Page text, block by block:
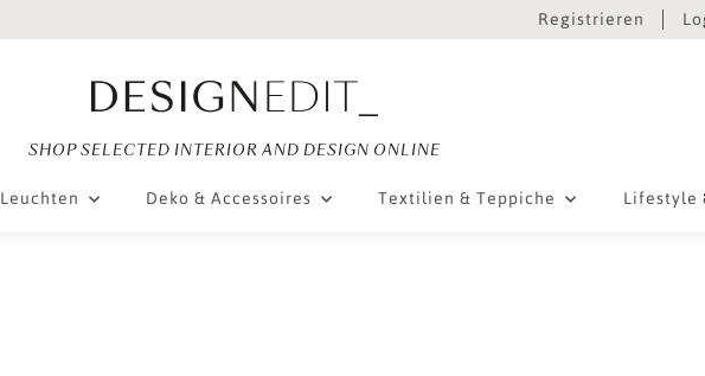
Registrieren
SHOP SELECTED INTERIOR AND DESIGN ONLINE
Leuchten Deko & Accessoires Textilien & Teppiche Lifestyle